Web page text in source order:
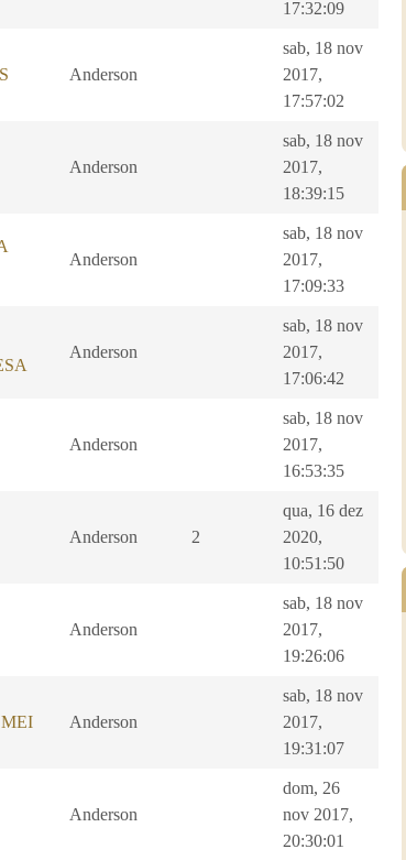
17:32:09
Anderson
sab, 18 nov
2017,
17:57:02
Anderson
sab, 18 nov
2017,
18:39:15
Anderson
sab, 18 nov
2017,
17:09:33
Anderson
sab, 18 nov
2017,
17:06:42
Anderson
sab, 18 nov
2017,
16:53:35
Anderson 2
qua, 16 dez
2020,
10:51:50
Anderson
sab, 18 nov
2017,
19:26:06
Anderson
sab, 18 nov
2017,
19:31:07
Anderson
dom, 26
nov 2017,
20:30:01